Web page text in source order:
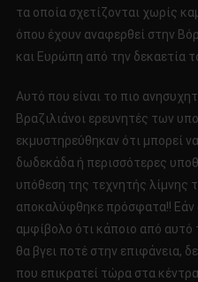
τα οποία σχετίζονται χωρίς
όπου έχουν αναφερθεί στην
και Ευρώπη από την δεκαετία
Αυτό που είναι το πιο
Βραζιλιάνοι ερευνητές των
εκμυστηρεύθηκαν ότι μπορεί
δωδεκάδα ή περισσότερες
υπόθεση της τεχνητής λίμνης
αποκαλύφθηκε πρόσφατα!! Εάν
αμφίβολο ότι κάποιο από αυτό
θα βγει ποτέ στην επιφάνεια,
που επικρατεί τώρα στα